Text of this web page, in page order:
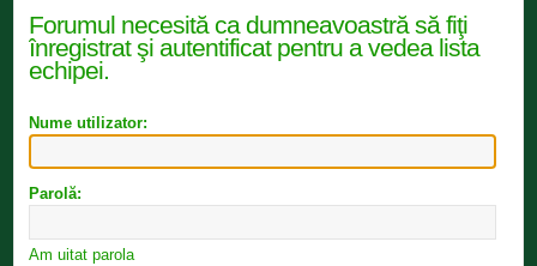
Forumul necesită ca dumneavoastră să fiţi
înregistrat şi autentificat pentru a vedea lista
echipei.
Nume utilizator:
Parolă:
Am uitat parola